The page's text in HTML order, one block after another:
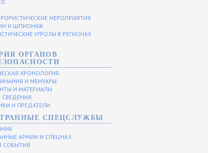
МЕРОПРИЯТИЯ
И ШПИОНАЖ
УГРОЗЫ В РЕГИОНАХ
ОРГАНОВ
ХРОНОЛОГИЯ
И МЕМУАРЫ
И МАТЕРИАЛЫ
СВЕДЕНИЯ
И ПРЕДАТЕЛИ
СПЕЦСЛУЖБЫ
АРМИИ И СПЕЦНАЗ
СОБЫТИЯ